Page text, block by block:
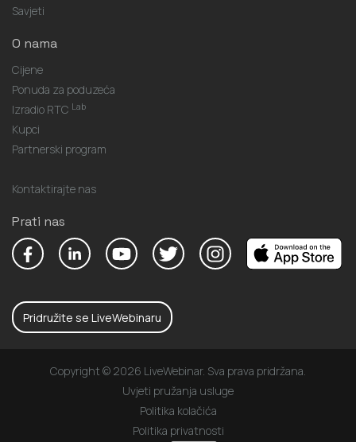
Savjeti
O nama
Cijene
Ponuda za poduzeća
Izradio RTC Lab
Kupci
Partnerski program
Kontaktirajte nas
Prati nas
Pridružite se LiveWebinaru
Copyright © 2026 LiveWebinar. Sva prava pridržana.
Uvjeti pružanja usluge
Politika kolačića
Politika privatnosti